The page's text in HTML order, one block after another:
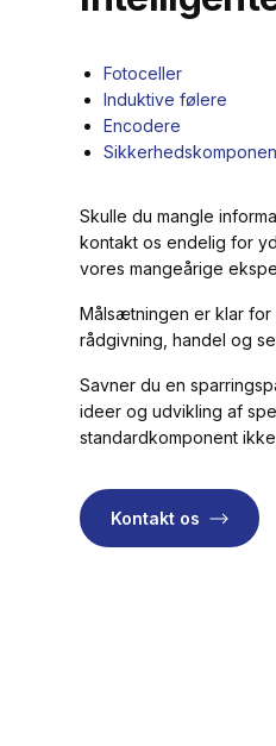
Fotoceller
Induktive følere
Encodere
Skulle du mangle
kontakt os endelig for
vores mangeårige
Målsætningen er klar
rådgivning, handel og
Savner du en
ideer og udvikling af
standardkomponent
Kontakt os